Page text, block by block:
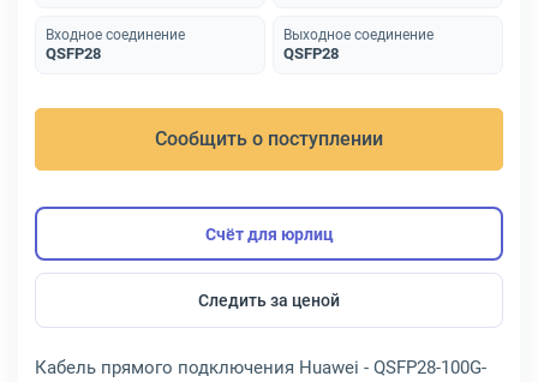
Входное соединение
QSFP28
Выходное соединение
QSFP28
Сообщить о поступлении
Счёт для юрлиц
Следить за ценой
Кабель прямого подключения Huawei - QSFP28-100G-